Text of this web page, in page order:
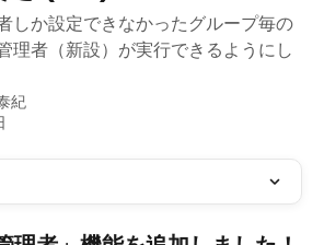
しか設定できなかったグループ毎の
理者（新設）が実行できるようにし
紀